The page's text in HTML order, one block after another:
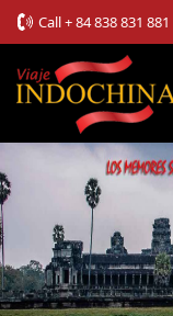
Call+ 84 838 831 881